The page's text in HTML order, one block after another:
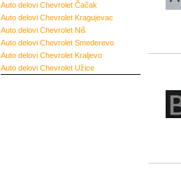
Auto delovi Chevrolet Čačak
Auto delovi Chevrolet Kragujevac
Auto delovi Chevrolet Niš
Auto delovi Chevrolet Smederevo
Auto delovi Chevrolet Kraljevo
Auto delovi Chevrolet Užice